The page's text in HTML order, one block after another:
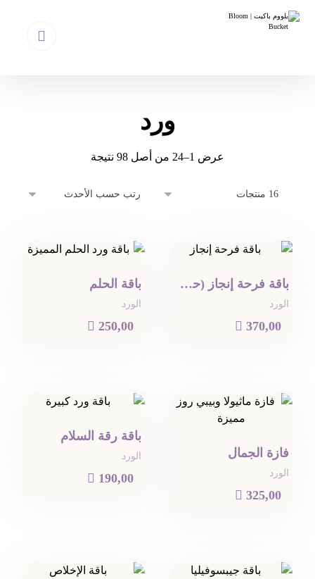
ورد
عرض 1–24 من أصل 98 نتيجة
باقة فرحة إنجاز (حجم كبير)
الورد
 370,00
باقة الحلم
الورد
 250,00
فازة الجمال
الورد
 325,00
باقة رقة السلام
الورد
 190,00